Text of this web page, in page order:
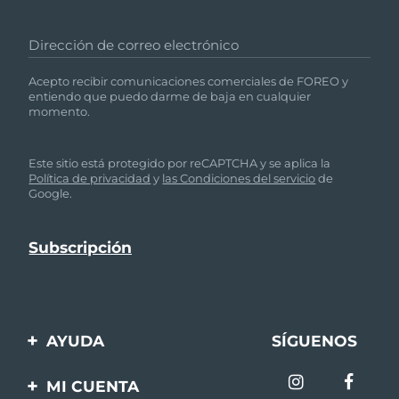
Dirección de correo electrónico
Acepto recibir comunicaciones comerciales de FOREO y
entiendo que puedo darme de baja en cualquier
momento.
Este sitio está protegido por reCAPTCHA y se aplica la
Política de privacidad y las Condiciones del serviciode
Google.
AYUDA
Contáctanos
SÍGUENOS
MI CUENTA